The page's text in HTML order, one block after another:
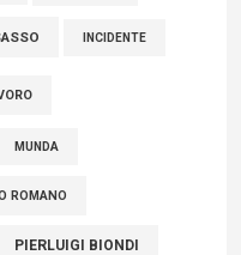
INCIDENTE
MUNDA
ROMANO
PIERLUIGI BIONDI